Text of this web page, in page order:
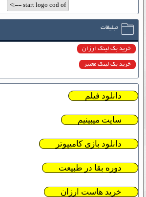
تبلیغات
خرید بک لینک ارزان
خرید بک لینک معتبر
دانلود فیلم
سایت میبینیم
دانلود بازی کامیپوتر
دوره بقا در طبیعت
خرید هاست ارزان